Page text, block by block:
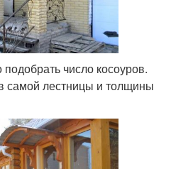
число косоуров.
самой лестницы и толщины